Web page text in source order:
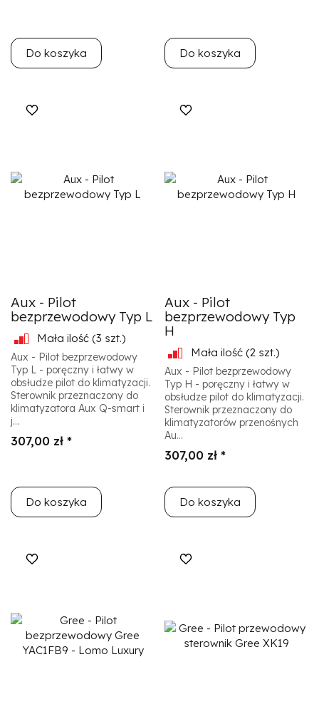
Do koszyka Do koszyka
Aux - Pilot
bezprzewodowy Typ L
Mała ilość (3 szt.)
Aux - Pilot bezprzewodowy
Typ L - poręczny i łatwy w
obsłudze pilot do klimatyzacji.
Sterownik przeznaczony do
klimatyzatora Aux Q-smart i
j...
307,00 zł *
Do koszyka
Aux - Pilot
bezprzewodowy Typ
H
Mała ilość (2 szt.)
Aux - Pilot bezprzewodowy
Typ H - poręczny i łatwy w
obsłudze pilot do klimatyzacji.
Sterownik przeznaczony do
klimatyzatorów przenośnych
Au...
307,00 zł *
Do koszyka